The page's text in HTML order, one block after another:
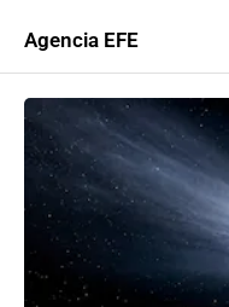
Agencia EFE